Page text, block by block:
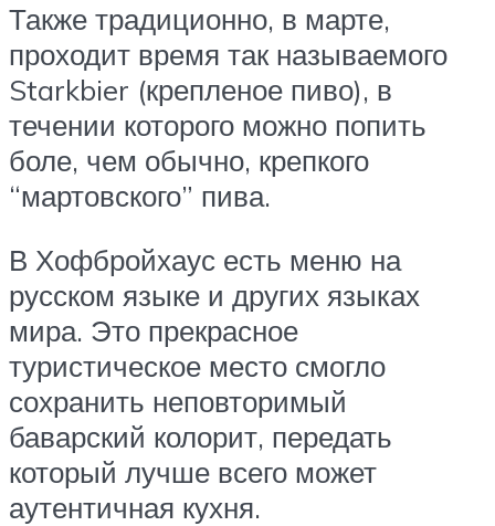
Также традиционно, в марте,
проходит время так называемого
Starkbier (крепленое пиво), в
течении которого можно попить
боле, чем обычно, крепкого
“мартовского” пива.
В Хофбройхаус есть меню на
русском языке и других языках
мира. Это прекрасное
туристическое место смогло
сохранить неповторимый
баварский колорит, передать
который лучше всего может
аутентичная кухня.